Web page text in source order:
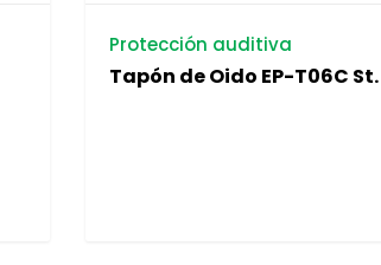
Protección auditiva
Tapón de Oido EP-T06C St.